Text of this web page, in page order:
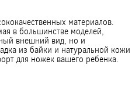
материалов.
в большинстве моделей,
внешний вид, но и
из байки и натуральной кожи
для ножек вашего ребенка.